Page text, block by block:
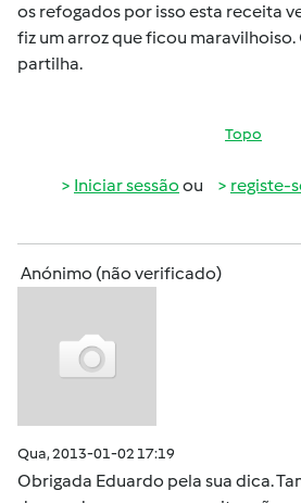
os refogados por isso esta receita
fiz um arroz que ficou maravilhoiso.
partilha.
Topo
Iniciar sessão ou registe-
Anónimo (não verificado)
Qua, 2013-01-02 17:19
Obrigada Eduardo pela sua dica.